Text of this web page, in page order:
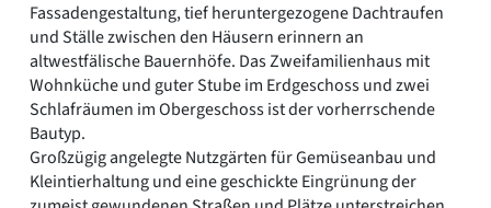
Fassadengestaltung, tief heruntergezogene Dachtraufen
und Ställe zwischen den Häusern erinnern an
altwestfälische Bauernhöfe. Das Zweifamilienhaus mit
Wohnküche und guter Stube im Erdgeschoss und zwei
Schlafräumen im Obergeschoss ist der vorherrschende
Bautyp.
Großzügig angelegte Nutzgärten für Gemüseanbau und
Kleintierhaltung und eine geschickte Eingrünung der